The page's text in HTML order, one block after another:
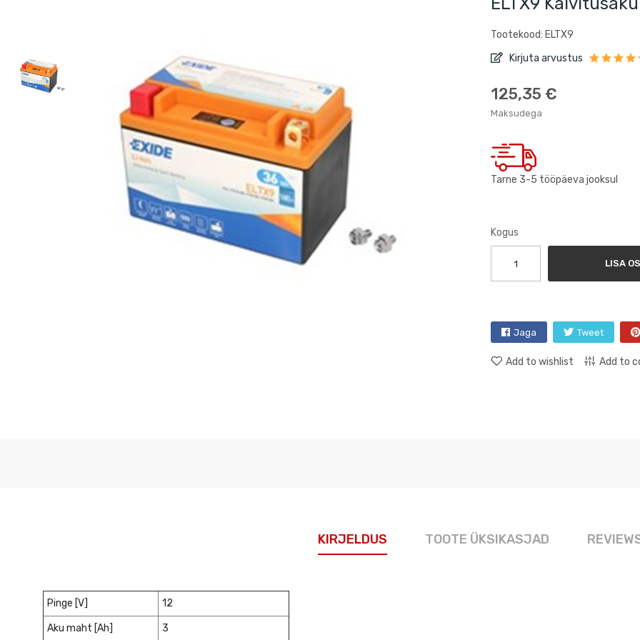
Tootekood: ELTX9
Kirjuta arvustus
125,35 €
Maksudega
Tarne 3-5 tööpäeva jooksul
Kogus
LISA
Jaga Tweet
Add to wishlist Add to
KIRJELDUS TOOTE ÜKSIKASJAD
Pinge [V] 12
Aku maht [Ah] 3